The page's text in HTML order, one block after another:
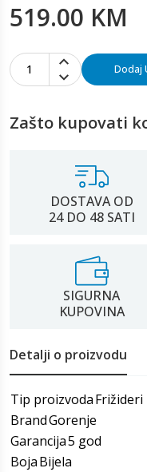
519.00 KM
1 Dodaj
Zašto kupovati
DOSTAVA OD
24 DO 48 SATI
SIGURNA
KUPOVINA
Detalji o proizvodu
Tip proizvodaFrižideri
BrandGorenje
Garancija5 god
BojaBijela